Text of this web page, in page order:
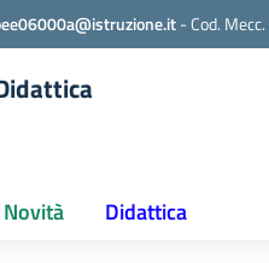
-Cod. Mecc.
Novità Didattica